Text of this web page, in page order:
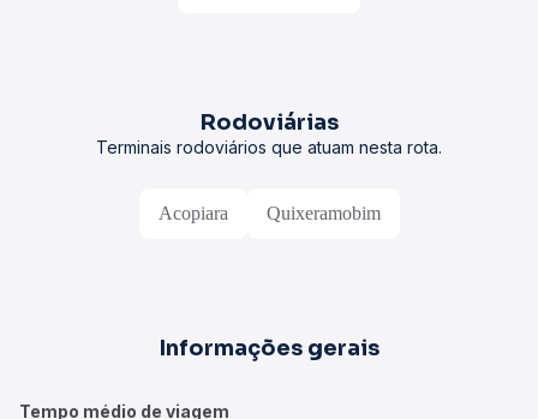
Rodoviárias
Terminais rodoviários que atuam nesta rota.
Acopiara Quixeramobim
Informações gerais
Tempo médio de viagem